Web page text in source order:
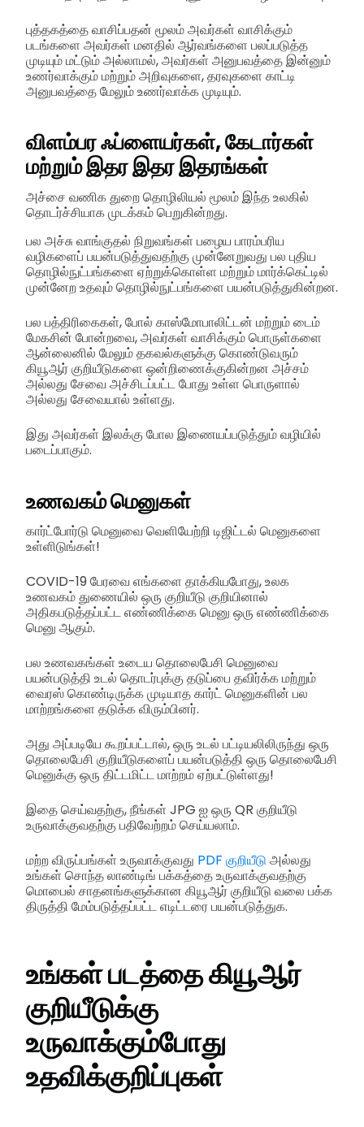
புத்தகத்தை வாசிப்பதன் மூலம் அவர்கள் வாசிக்கும்
படங்களை அவர்கள் மனதில் ஆர்வங்களை பலப்படுத்த
முடியும் மட்டும் அல்லாமல், அவர்கள் அனுபவத்தை இன்னும்
உணர்வாக்கும் மற்றும் அறிவுகளை, தரவுகளை காட்டி
அனுபவத்தை மேலும் உணர்வாக்க முடியும்.
விளம்பர ஃப்ளையர்கள், கேடார்கள்
மற்றும் இதர இதர இதரங்கள்
அச்சை வணிக துறை தொழிலியல் மூலம் இந்த உலகில்
தொடர்ச்சியாக முடக்கம் பெறுகின்றது.
பல அச்சு வாங்குதல் நிறுவங்கள் பழைய பாரம்பரிய
வழிகளைப் பயன்படுத்துவதற்கு முன்னேறுவது பல புதிய
தொழில்நுட்பங்களை ஏற்றுக்கொள்ள மற்றும் மார்க்கெட்டில்
முன்னேற உதவும் தொழில்நுட்பங்களை பயன்படுத்துகின்றன.
பல பத்திரிகைகள், போல் காஸ்மோபாலிட்டன் மற்றும் டைம்
மேகசின் போன்றவை, அவர்கள் வாசிக்கும் பொருள்களை
ஆன்லைனில் மேலும் தகவல்களுக்கு கொண்டுவரும்
கியூஆர் குறியீடுகளை ஒன்றிணைக்குகின்றன அச்சம்
அல்லது சேவை அச்சிடப்பட்ட போது உள்ள பொருளால்
அல்லது சேவையால் உள்ளது.
இது அவர்கள் இலக்கு போல இணையப்படுத்தும் வழியில்
படைப்பாகும்.
உணவகம் மெனுகள்
கார்ட்போர்டு மெனுவை வெளியேற்றி டிஜிட்டல் மெனுகளை
உள்ளிடுங்கள்!
COVID-19 பேரவை எங்களை தாக்கியபோது, உலக
உணவகம் துணையில் ஒரு குறியீடு குறியினால்
அதிகபடுத்தப்பட்ட எண்ணிக்கை மெனு ஒரு எண்ணிக்கை
மெனு ஆகும்.
பல உணவகங்கள் உடைய தொலைபேசி மெனுவை
பயன்படுத்தி உடல் தொடர்புக்கு தடுப்பை தவிர்க்க மற்றும்
வைரஸ் கொண்டிருக்க முடியாத கார்ட் மெனுகளின் பல
மாற்றங்களை தடுக்க விரும்பினர்.
அது அப்படியே கூறப்பட்டால், ஒரு உடல் பட்டியலிலிருந்து ஒரு
தொலைபேசி குறியீடுகளைப் பயன்படுத்தி ஒரு தொலைபேசி
மெனுக்கு ஒரு திட்டமிட்ட மாற்றம் ஏற்பட்டுள்ளது!
இதை செய்வதற்கு, நீங்கள் JPG ஐ ஒரு QR குறியீடு
உருவாக்குவதற்கு பதிவேற்றம் செய்யலாம்.
மற்ற விருப்பங்கள் உருவாக்குவது PDF குறியீடு அல்லது
உங்கள் சொந்த லாண்டிங் பக்கத்தை உருவாக்குவதற்கு
மொபைல் சாதனங்களுக்கான கியூஆர் குறியீடு வலை பக்க
திருத்தி மேம்படுத்தப்பட்ட எடிட்டரை பயன்படுத்துக.
உங்கள் படத்தை கியூஆர்
குறியீடுக்கு
உருவாக்கும்போது
உதவிக்குறிப்புகள்